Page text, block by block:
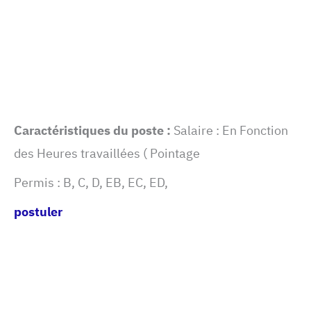
Caractéristiques du poste : Salaire : En Fonction
des Heures travaillées ( Pointage
Permis : B, C, D, EB, EC, ED,
postuler